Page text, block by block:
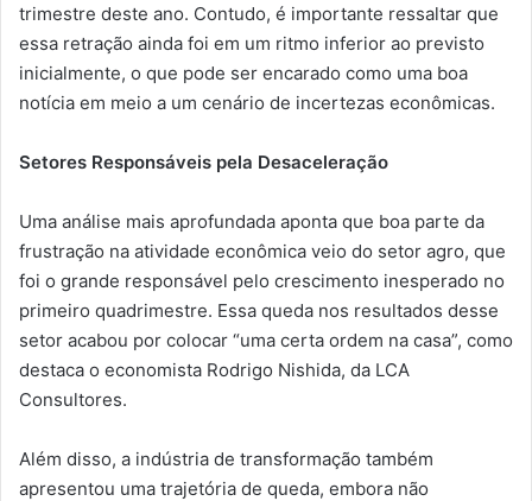
trimestre deste ano. Contudo, é importante ressaltar que
essa retração ainda foi em um ritmo inferior ao previsto
inicialmente, o que pode ser encarado como uma boa
notícia em meio a um cenário de incertezas econômicas.
Setores Responsáveis pela Desaceleração
Uma análise mais aprofundada aponta que boa parte da
frustração na atividade econômica veio do setor agro, que
foi o grande responsável pelo crescimento inesperado no
primeiro quadrimestre. Essa queda nos resultados desse
setor acabou por colocar “uma certa ordem na casa”, como
destaca o economista Rodrigo Nishida, da LCA
Consultores.
Além disso, a indústria de transformação também
apresentou uma trajetória de queda, embora não